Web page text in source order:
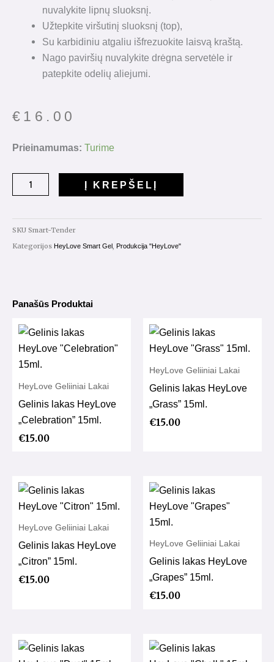
nuvalykite lipnų sluoksnį.
Užtepkite viršutinį sluoksnį (top),
Su karbidiniu atgaliu išfrezuokite laisvą kraštą.
Nago paviršių nuvalykite drėgna servetėle ir
patepkite odelių aliejumi.
€ 16.00
Prieinamumas: Turime
produkto
HeyLove
Smart
"Tender"
15ml.
Į KREPŠELĮ
SKU Smart-Tender
Kategorijos HeyLove Smart Gel, Produkcija "HeyLove"
Panašūs Produktai
HeyLove Geliiniai Lakai
Gelinis lakas HeyLove
„Celebration” 15ml.
€15.00
HeyLove Geliiniai Lakai
Gelinis lakas HeyLove
„Grass” 15ml.
€15.00
HeyLove Geliiniai Lakai
Gelinis lakas HeyLove
„Citron” 15ml.
€15.00
HeyLove Geliiniai Lakai
Gelinis lakas HeyLove
„Grapes” 15ml.
€15.00